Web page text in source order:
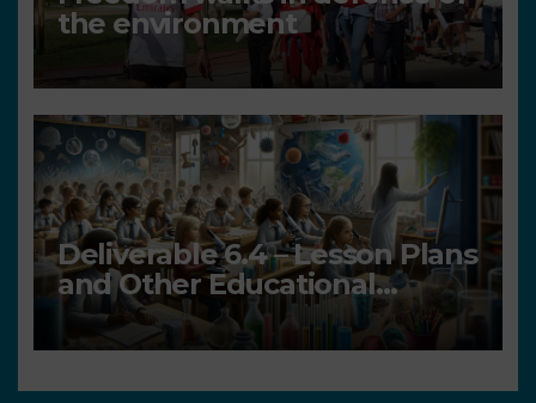
the environment
Deliverable 6.4 – Lesson Plans
and Other Educational
resources